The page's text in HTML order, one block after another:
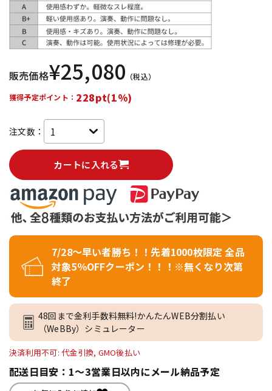
販売価格¥25,080 （税込）
獲得予定ポイント： 228pt(1%)
注文数：
カートに入れる
7/28～早い者勝ち！！先着1000枚限定 全品
対象5％OFFクーポン！！！※無くなり次第
終了
48回まで金利手数料無料!かんたんWEB分割払い
（WeBBy）シミュレーター
決済利用不可: 代金引換, GMO後払い
配送日目安：1～3営業日以内にメール納品予定